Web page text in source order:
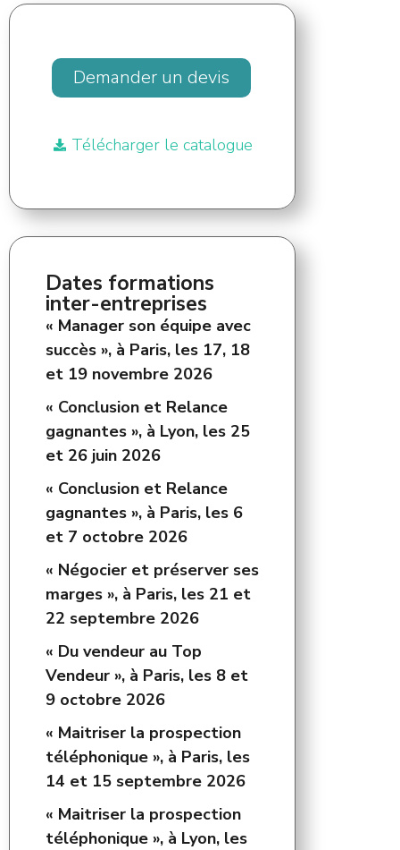
Demander un devis
Télécharger le catalogue
Dates formations
inter-entreprises
« Manager son équipe avec
succès », à Paris, les 17, 18
et 19 novembre 2026
« Conclusion et Relance
gagnantes », à Lyon, les 25
et 26 juin 2026
« Conclusion et Relance
gagnantes », à Paris, les 6
et 7 octobre 2026
« Négocier et préserver ses
marges », à Paris, les 21 et
22 septembre 2026
« Du vendeur au Top
Vendeur », à Paris, les 8 et
9 octobre 2026
« Maitriser la prospection
téléphonique », à Paris, les
14 et 15 septembre 2026
« Maitriser la prospection
téléphonique », à Lyon, les